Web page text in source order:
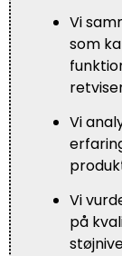
Vi
som
Vi
Vi
på